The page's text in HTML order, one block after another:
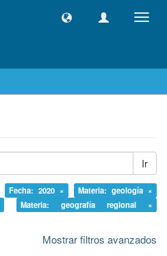
Ir
Fecha: 2020 ×
Materia: geología ×
Materia: geografía regional ×
Mostrar filtros avanzados